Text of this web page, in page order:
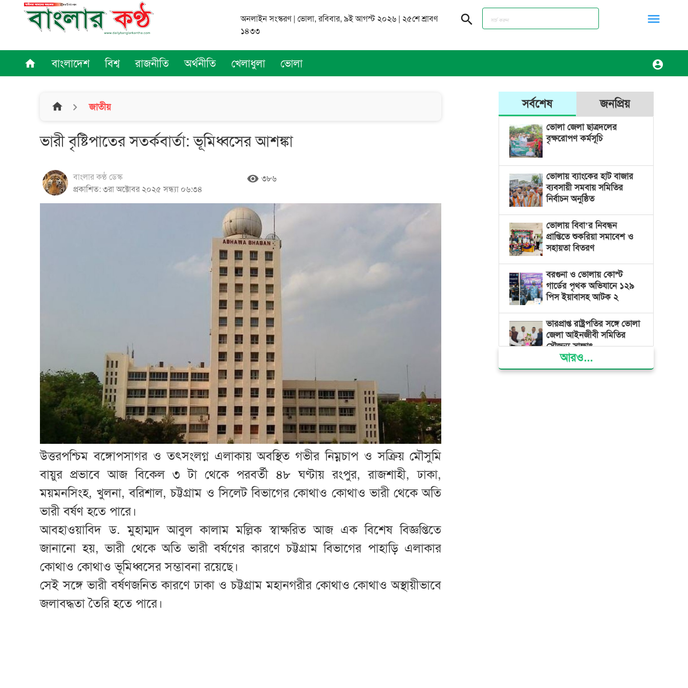
অনলাইন সংস্করণ | ভোলা, রবিবার, ৯ই আগস্ট ২০২৬ | ২৫শে শ্রাবণ
১৪৩৩
search menu
account_circle
home বাংলাদেশ বিশ্ব রাজনীতি অর্থনীতি খেলাধুলা ভোলা
home জাতীয়
ভারী বৃষ্টিপাতের সতর্কবার্তা: ভূমিধ্বসের আশঙ্কা
বাংলার কণ্ঠ ডেস্ক
প্রকাশিত: ৩রা অক্টোবর ২০২৫ সন্ধ্যা ০৬:৩৪
remove_red_eye ৩৮৬
উত্তরপশ্চিম বঙ্গোপসাগর ও তৎসংলগ্ন এলাকায় অবস্থিত গভীর নিম্নচাপ ও সক্রিয় মৌসুমি
বায়ুর প্রভাবে আজ বিকেল ৩ টা থেকে পরবর্তী ৪৮ ঘণ্টায় রংপুর, রাজশাহী, ঢাকা,
ময়মনসিংহ, খুলনা, বরিশাল, চট্টগ্রাম ও সিলেট বিভাগের কোথাও কোথাও ভারী থেকে অতি
ভারী বর্ষণ হতে পারে।
আবহাওয়াবিদ ড. মুহাম্মদ আবুল কালাম মল্লিক স্বাক্ষরিত আজ এক বিশেষ বিজ্ঞপ্তিতে
জানানো হয়, ভারী থেকে অতি ভারী বর্ষণের কারণে চট্টগ্রাম বিভাগের পাহাড়ি এলাকার
কোথাও কোথাও ভূমিধ্বসের সম্ভাবনা রয়েছে।
সেই সঙ্গে ভারী বর্ষণজনিত কারণে ঢাকা ও চট্টগ্রাম মহানগরীর কোথাও কোথাও অস্থায়ীভাবে
জলাবদ্ধতা তৈরি হতে পারে।
সর্বশেষ জনপ্রিয়
ভোলা জেলা ছাত্রদলের
বৃক্ষরোপণ কর্মসূচি
ভোলায় ব্যাংকের হাট বাজার
ব্যবসায়ী সমবায় সমিতির
নির্বাচন অনুষ্ঠিত
ভোলায় বিবা’র নিবন্ধন
প্রাপ্তিতে শুকরিয়া সমাবেশ ও
সহায়তা বিতরণ
বরগুনা ও ভোলায় কোস্ট
গার্ডের পৃথক অভিযানে ১২৯
পিস ইয়াবাসহ আটক ২
ভারপ্রাপ্ত রাষ্ট্রপতির সঙ্গে ভোলা
জেলা আইনজীবী সমিতির
সৌজন্য সাক্ষাৎ
দৌলতখানে জমি বিরোধে
আরও...